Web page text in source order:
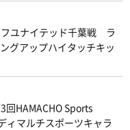
フユナイテッド千葉戦 ラ
グアップハイタッチキッ
回HAMACHO Sports
ィマルチスポーツキャラ